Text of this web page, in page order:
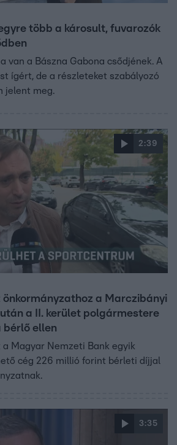
több a károsult, fuvarozók
van a Bászna Gabona csődjének. A
ígért, de a részleteket szabályozó
jelent meg.
2:39
önkormányzathoz a Marczibányi
a II. kerület polgármestere
bérlő ellen
Magyar Nemzeti Bank egyik
cég 226 millió forint bérleti díjjal
3:35